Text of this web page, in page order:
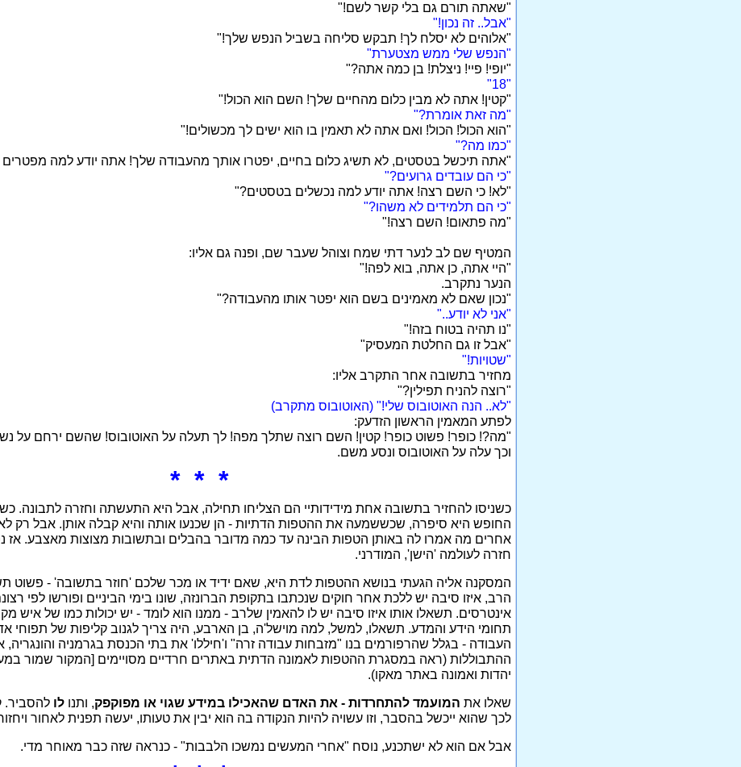
"שאתה תורם גם בלי קשר לשם!"
"אבל.. זה נכון!"
"אלוהים לא יסלח לך! תבקש סליחה בשביל הנפש שלך!"
"הנפש שלי ממש מצטערת"
"יופי! פיי! ניצלת! בן כמה אתה?"
"18"
"קטין! אתה לא מבין כלום מהחיים שלך! השם הוא הכול!"
"מה זאת אומרת?"
"הוא הכול! הכול! ואם אתה לא תאמין בו הוא ישים לך מכשולים!"
"כמו מה?"
"אתה תיכשל בטסטים, לא תשיג כלום בחיים, יפטרו אותך מהעבודה שלך! אתה יודע למה
"כי הם עובדים גרועים?"
"לא! כי השם רצה! אתה יודע למה נכשלים בטסטים?"
"כי הם תלמידים לא משהו?"
"מה פתאום! השם רצה!"
המטיף שם לב לנער דתי שמח וצוהל שעבר שם, ופנה גם אליו:
"היי אתה, כן אתה, בוא לפה!"
הנער נתקרב.
"נכון שאם לא מאמינים בשם הוא יפטר אותו מהעבודה?"
"אני לא יודע.."
"נו תהיה בטוח בזה!"
"אבל זו גם החלטת המעסיק"
"שטויות!"
מחזיר בתשובה אחר התקרב אליו:
"רוצה להניח תפילין?"
"לא.. הנה האוטובוס שלי!" (האוטובוס מתקרב)
לפתע המאמין הראשון הזדעק:
"מה?! כופר! פשוט כופר! קטין! השם רוצה שתלך מפה! לך תעלה על האוטובוס! שהשם ירחם על
וכך עלה על האוטובוס ונסע משם.
* * *
כשניסו להחזיר בתשובה אחת מידידותיי הם הצליחו תחילה, אבל היא התעשתה וחזרה לתבונה.
החופש היא סיפרה, שכששמעה את ההטפות הדתיות - הן שכנעו אותה והיא קבלה אותן. אבל רק
אחרים מה אמרו לה באותן הטפות הבינה עד כמה מדובר בהבלים ובתשובות מצוצות מאצבע. אז
חזרה לעולמה 'הישן', המודרני.
המסקנה אליה הגעתי בנושא ההטפות לדת היא, שאם ידיד או מכר שלכם 'חוזר בתשובה' - פשוט
הרב, איזו סיבה יש ללכת אחר חוקים שנכתבו בתקופת הברונזה, שונו בימי הביניים ופורשו לפי
אינטרסים. תשאלו אותו איזו סיבה יש לו להאמין שלרב - ממנו הוא לומד - יש יכולות כמו של איש
תחומי הידע והמדע. תשאלו, למשל, למה מוישל'ה, בן הארבע, היה צריך לגנוב קליפות של תפוחי
העבודה - בגלל שהרפורמים בנו "מזבחות עבודה זרה" ו'חיללו' את בתי הכנסת בגרמניה והונגריה,
ההתבוללות (ראה במסגרת ההטפות לאמונה הדתית באתרים חרדיים מסויימים [המקור שמור
יהדות ואמונה באתר מאקו).
שאלו את המועמד להתחרדות - את האדם שהאכילו במידע שגוי או מפוקפק, ותנולו להסביר.
לכך שהוא ייכשל בהסבר, וזו עשויה להיות הנקודה בה הוא יבין את טעותו, יעשה תפנית לאחור
אבל אם הוא לא ישתכנע, נוסח "אחרי המעשים נמשכו הלבבות" - כנראה שזה כבר מאוחר מדי.